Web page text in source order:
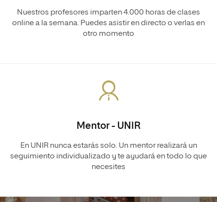
Nuestros profesores imparten 4.000 horas de clases
online a la semana. Puedes asistir en directo o verlas en
otro momento
Mentor - UNIR
En UNIR nunca estarás solo. Un mentor realizará un
seguimiento individualizado y te ayudará en todo lo que
necesites